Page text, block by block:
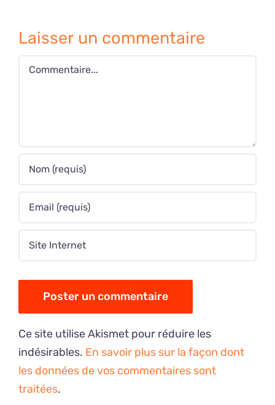
Laisser un commentaire
Commentaire
Ce site utilise Akismet pour réduire les
indésirables. En savoir plus sur la façon dont
les données de vos commentaires sont
traitées.